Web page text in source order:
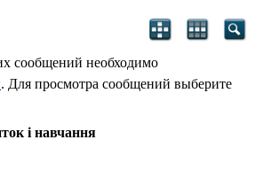
сообщений необходимо
. Для просмотра сообщений выберите
і навчання